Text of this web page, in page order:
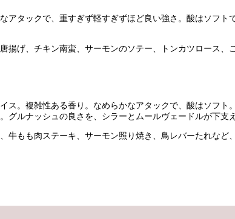
タックで、重すぎず軽すぎずほど良い強さ。酸はソフ
げ、チキン南蛮、サーモンのソテー、トンカツロース、
。複雑性ある香り。なめらかなアタックで、酸はソフ
ルナッシュの良さを、シラーとムールヴェードルが下支
もも肉ステーキ、サーモン照り焼き、鳥レバーたれなど